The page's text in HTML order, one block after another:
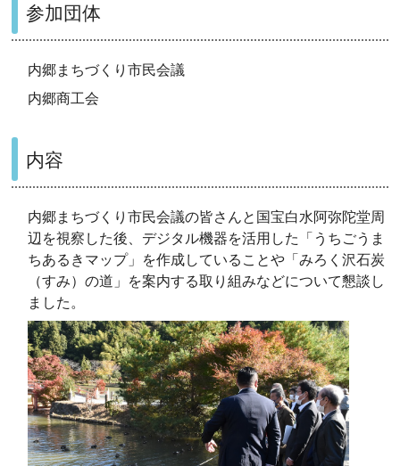
参加団体
内郷まちづくり市民会議
内郷商工会
内容
内郷まちづくり市民会議の皆さんと国宝白水阿弥陀堂周
辺を視察した後、デジタル機器を活用した「うちごうま
ちあるきマップ」を作成していることや「みろく沢石炭
（すみ）の道」を案内する取り組みなどについて懇談し
ました。